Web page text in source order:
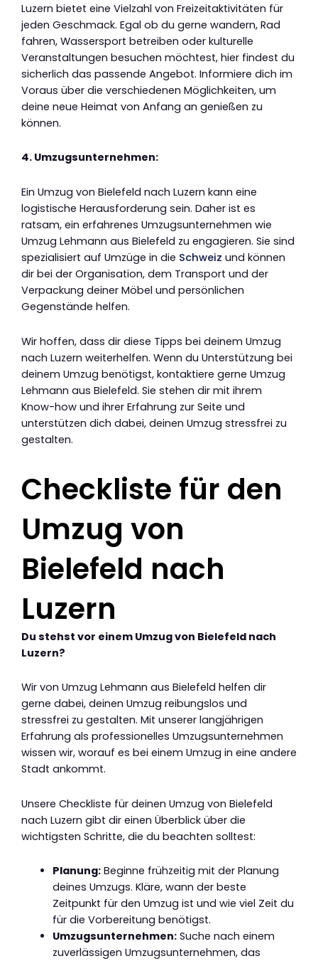
Luzern bietet eine Vielzahl von Freizeitaktivitäten für
jeden Geschmack. Egal ob du gerne wandern, Rad
fahren, Wassersport betreiben oder kulturelle
Veranstaltungen besuchen möchtest, hier findest du
sicherlich das passende Angebot. Informiere dich im
Voraus über die verschiedenen Möglichkeiten, um
deine neue Heimat von Anfang an genießen zu
können.
4. Umzugsunternehmen:
Ein Umzug von Bielefeld nach Luzern kann eine
logistische Herausforderung sein. Daher ist es
ratsam, ein erfahrenes Umzugsunternehmen wie
Umzug Lehmann aus Bielefeld zu engagieren. Sie sind
spezialisiert auf Umzüge in die Schweiz und können
dir bei der Organisation, dem Transport und der
Verpackung deiner Möbel und persönlichen
Gegenstände helfen.
Wir hoffen, dass dir diese Tipps bei deinem Umzug
nach Luzern weiterhelfen. Wenn du Unterstützung bei
deinem Umzug benötigst, kontaktiere gerne Umzug
Lehmann aus Bielefeld. Sie stehen dir mit ihrem
Know-how und ihrer Erfahrung zur Seite und
unterstützen dich dabei, deinen Umzug stressfrei zu
gestalten.
Checkliste für den
Umzug von
Bielefeld nach
Luzern
Du stehst vor einem Umzug von Bielefeld nach
Luzern?
Wir von Umzug Lehmann aus Bielefeld helfen dir
gerne dabei, deinen Umzug reibungslos und
stressfrei zu gestalten. Mit unserer langjährigen
Erfahrung als professionelles Umzugsunternehmen
wissen wir, worauf es bei einem Umzug in eine andere
Stadt ankommt.
Unsere Checkliste für deinen Umzug von Bielefeld
nach Luzern gibt dir einen Überblick über die
wichtigsten Schritte, die du beachten solltest:
Planung:Beginne frühzeitig mit der Planung
deines Umzugs. Kläre, wann der beste
Zeitpunkt für den Umzug ist und wie viel Zeit du
für die Vorbereitung benötigst.
Umzugsunternehmen:Suche nach einem
zuverlässigen Umzugsunternehmen, das